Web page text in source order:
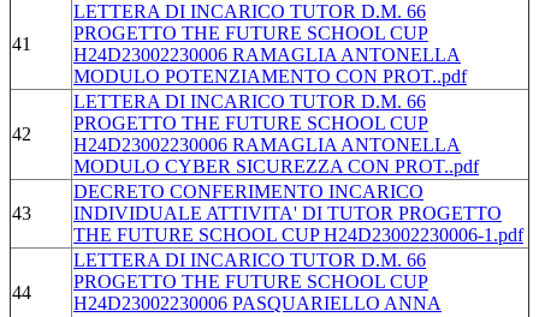
41
LETTERA DI INCARICO TUTOR D.M. 66
PROGETTO THE FUTURE SCHOOL CUP
H24D23002230006 RAMAGLIA ANTONELLA
MODULO POTENZIAMENTO CON PROT..pdf
42
LETTERA DI INCARICO TUTOR D.M. 66
PROGETTO THE FUTURE SCHOOL CUP
H24D23002230006 RAMAGLIA ANTONELLA
MODULO CYBER SICUREZZA CON PROT..pdf
43
DECRETO CONFERIMENTO INCARICO
INDIVIDUALE ATTIVITA' DI TUTOR PROGETTO
THE FUTURE SCHOOL CUP H24D23002230006-1.pdf
44
LETTERA DI INCARICO TUTOR D.M. 66
PROGETTO THE FUTURE SCHOOL CUP
H24D23002230006 PASQUARIELLO ANNA